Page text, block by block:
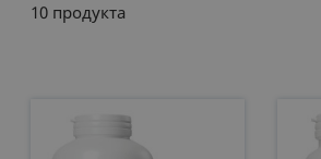
10 продукта